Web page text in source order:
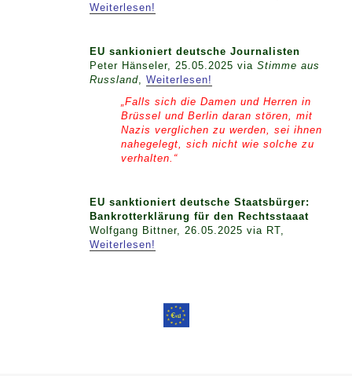
Weiterlesen!
EU sankioniert deutsche Journalisten
Peter Hänseler, 25.05.2025 viaStimme aus
Russland ,Weiterlesen!
„Falls sich die Damen und Herren in
Brüssel und Berlin daran stören, mit
Nazis verglichen zu werden, sei ihnen
nahegelegt, sich nicht wie solche zu
verhalten.“
EU sanktioniert deutsche Staatsbürger:
Bankrotterklärung für den Rechtsstaaat
Wolfgang Bittner, 26.05.2025 via RT,
Weiterlesen!